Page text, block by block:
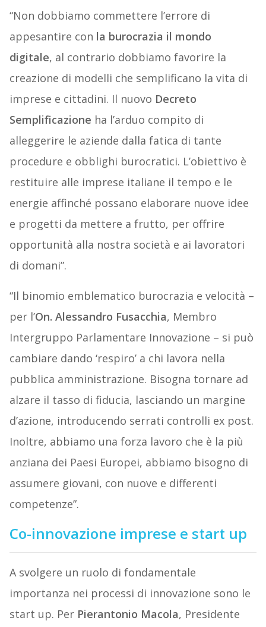
“Non dobbiamo commettere l’errore di
appesantire con la burocrazia il mondo
digitale, al contrario dobbiamo favorire la
creazione di modelli che semplificano la vita di
imprese e cittadini. Il nuovo Decreto
Semplificazione ha l’arduo compito di
alleggerire le aziende dalla fatica di tante
procedure e obblighi burocratici. L’obiettivo è
restituire alle imprese italiane il tempo e le
energie affinché possano elaborare nuove idee
e progetti da mettere a frutto, per offrire
opportunità alla nostra società e ai lavoratori
di domani”.
“Il binomio emblematico burocrazia e velocità –
per l’On. Alessandro Fusacchia, Membro
Intergruppo Parlamentare Innovazione – si può
cambiare dando ‘respiro’ a chi lavora nella
pubblica amministrazione. Bisogna tornare ad
alzare il tasso di fiducia, lasciando un margine
d’azione, introducendo serrati controlli ex post.
Inoltre, abbiamo una forza lavoro che è la più
anziana dei Paesi Europei, abbiamo bisogno di
assumere giovani, con nuove e differenti
competenze”.
Co-innovazione imprese e start up
A svolgere un ruolo di fondamentale
importanza nei processi di innovazione sono le
start up. Per Pierantonio Macola, Presidente